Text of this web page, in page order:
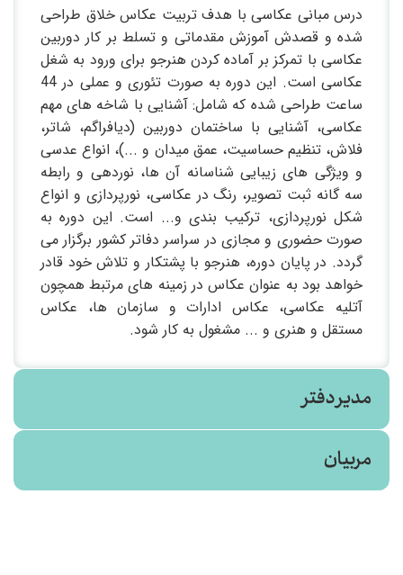
درس مبانی عکاسی با هدف تربیت عکاس خلاق طراحی
شده و قصدش آموزش مقدماتی و تسلط بر کار دوربین
عکاسی با تمرکز بر آماده کردن هنرجو برای ورود به شغل
عکاسی است. این دوره به صورت تئوری و عملی در 44
ساعت طراحی شده که شامل: آشنایی با شاخه های مهم
عکاسی، آشنایی با ساختمان دوربین (دیافراگم، شاتر،
فلاش، تنظیم حساسیت، عمق میدان و ...)، انواع عدسی
و ویژگی های زیبایی شناسانه آن ها، نوردهی و رابطه
سه گانه ثبت تصویر، رنگ در عکاسی، نورپردازی و انواع
شکل نورپردازی، ترکیب بندی و... است. این دوره به
صورت حضوری و مجازی در سراسر دفاتر کشور برگزار می
گردد. در پایان دوره، هنرجو با پشتکار و تلاش خود قادر
خواهد بود به عنوان عکاس در زمینه های مرتبط همچون
آتلیه عکاسی، عکاس ادارات و سازمان ها، عکاس
مستقل و هنری و ... مشغول به کار شود.
مدیر دفتر
مربیان